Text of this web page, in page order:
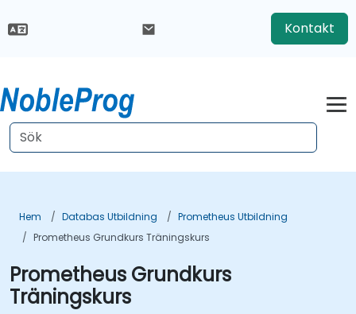
Kontakt
Hem Databas Utbildning
Prometheus Utbildning
Prometheus Grundkurs Träningskurs
Prometheus Grundkurs
Träningskurs